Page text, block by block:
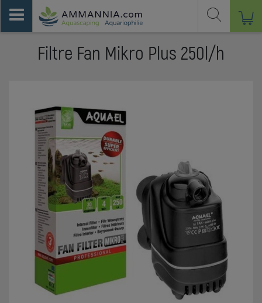
Filtre Fan Mikro Plus 250l/h